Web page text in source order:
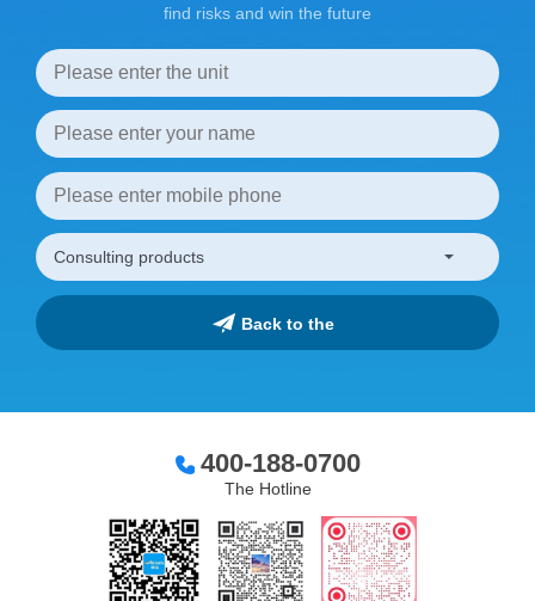
find risks and win the future
400-188-0700
The Hotline